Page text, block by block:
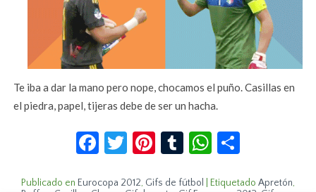
Te iba a dar la mano pero nope, chocamos el puño. Casillas en
el piedra, papel, tijeras debe de ser un hacha.
Facebook
Twitter
Pinterest
TumblrWhatsApp
Publicado en Eurocopa 2012, Gifs de fútbol Etiquetado Apretón,